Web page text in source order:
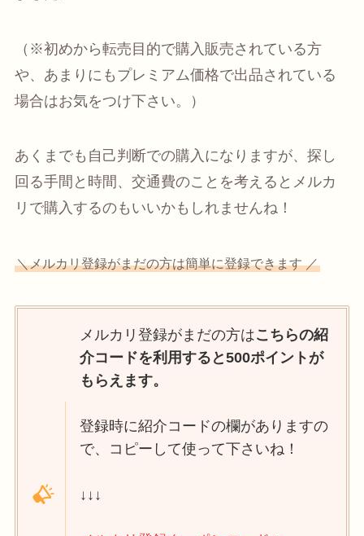
（※初めから転売目的で購入販売されている方
や、あまりにもプレミアム価格で出品されている
場合はお気をつけ下さい。）
あくまでも自己判断での購入になりますが、探し
回る手間と時間、交通費のことを考えるとメルカ
リで購入するのもいいかもしれませんね！
＼メルカリ登録がまだの方は簡単に登録できます ／
メルカリ登録がまだの方はこちらの紹
介コードを利用すると500ポイントが
もらえます。
登録時に紹介コードの欄がありますの
で、コピーして使って下さいね！
↓↓↓